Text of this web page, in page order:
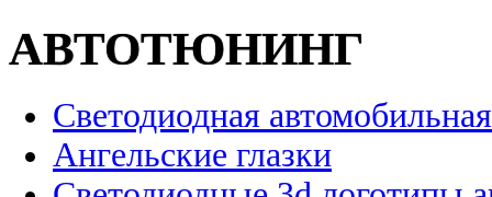
АВТОТЮНИНГ
Светодиодная
Ангельские глазки